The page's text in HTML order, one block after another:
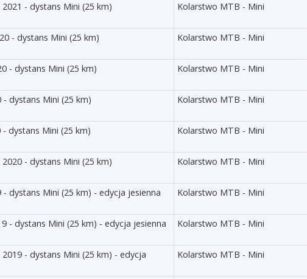
- dystans Mini (25 km) Kolarstwo MTB - Mini
- dystans Mini (25 km) Kolarstwo MTB - Mini
- dystans Mini (25 km) Kolarstwo MTB - Mini
- dystans Mini (25 km) Kolarstwo MTB - Mini
dystans Mini (25 km) Kolarstwo MTB - Mini
- dystans Mini (25 km) Kolarstwo MTB - Mini
dystans Mini (25 km) - edycja jesienna Kolarstwo MTB - Mini
- dystans Mini (25 km) - edycja jesienna Kolarstwo MTB - Mini
- dystans Mini (25 km) - edycja
Kolarstwo MTB - Mini